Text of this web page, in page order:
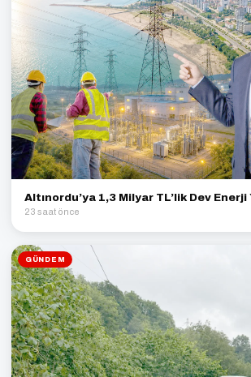
Altınordu’ya 1,3 Milyar TL’lik Dev Enerji
23 saat önce
GÜNDEM